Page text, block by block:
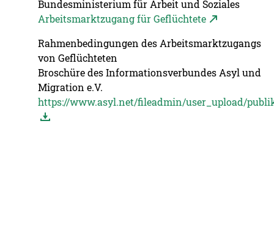
Bundesministerium für Arbeit und Soziales
Arbeitsmarktzugang für Geflüchtete
Rahmenbedingungen des Arbeitsmarktzugangs
von Geflüchteten
Broschüre des Informationsverbundes Asyl und
Migration e.V.
https://www.asyl.net/fileadmin/user_upload/